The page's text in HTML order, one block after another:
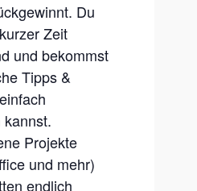
Du
Zeit
und bekommst
Tipps &
Projekte
und mehr)
endlich